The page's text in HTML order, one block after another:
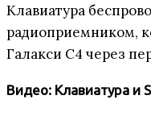
Клавиатура
радиоприемником,
Галакси С4 через
Видео: Клавиатура и